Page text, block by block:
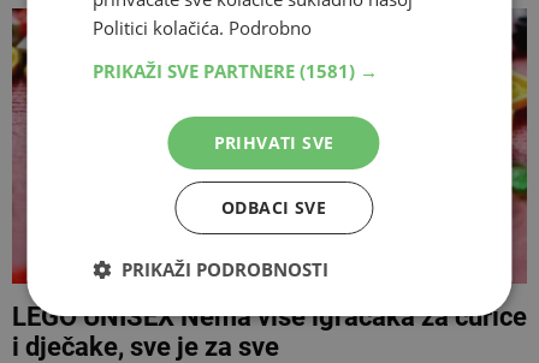
LEGO UNISEX Nema više igračaka za curice
i dječake, sve je za sve
Politici kolačića. Podrobno
PRIKAŽI SVE PARTNERE (1581) →
PRIHVATI SVE
ODBACI SVE
PRIKAŽI PODROBNOSTI